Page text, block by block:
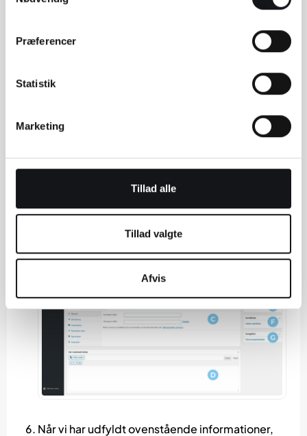
Præferencer
Statistik
Marketing
Tillad alle
Tillad valgte
Afvis
vores vare, så skal vi tilføje varen til en
produktkategori (E), som vi oprettede i punkt 2.
denne tilføjes ved at klikke på “Tilføj ny
primære billede (F) samt flere billeder til
varegalleriet (G). Vi anbefaler altid den samme
størrelse på alle produktbilleder. Du kan læse
om, hvordan du tilpasser og optimerer dine
billeder ved at følgedenne guide
Når vi har udfyldt ovenstående informationer,